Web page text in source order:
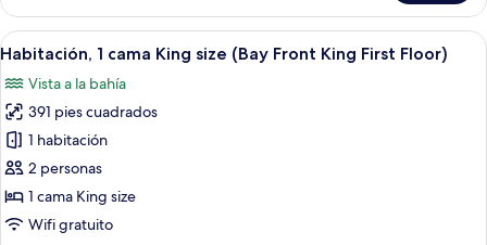
varias
camas
(Bay
Second
Floor)
Abrir
todas
las
fotos
de
Habitación,
1
cama
Habitación con un gran ventanal
7
Habitación, 1 cama King size (Bay Front King First Floor)
Vista a la bahía
391 pies cuadrados
1 habitación
2 personas
1 cama King size
Wifi gratuito